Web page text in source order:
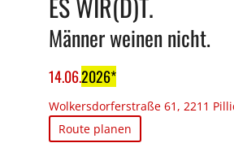
Männer weinen nicht.
14.06.2026
Wolkersdorferstraße 61, 2211
Route planen